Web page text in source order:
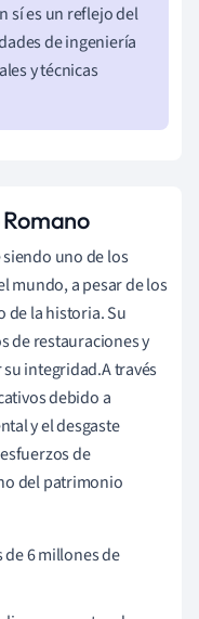
sí es un reflejo del
de ingeniería
y técnicas
uno de los
mundo, a pesar de los
de la historia. Su
de restauraciones y
integridad.A través
debido a
y el desgaste
de
del patrimonio
de 6 millones de